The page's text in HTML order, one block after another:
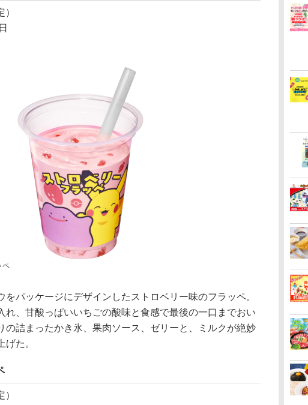
ペ
パッケージにデザインしたストロベリー味のフラッペ。
れ、甘酸っぱいいちごの酸味と食感で最後の一口までおい
の詰まったかき氷、果肉ソース、ゼリーと、ミルクが絶妙
た。